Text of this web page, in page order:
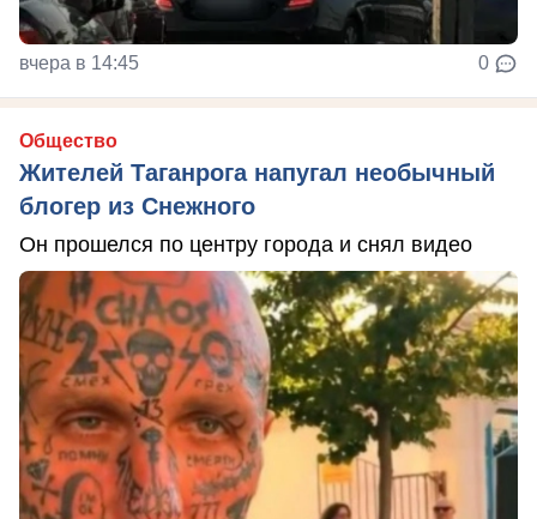
вчера в 14:45 0
Общество
Жителей Таганрога напугал необычный
блогер из Снежного
Он прошелся по центру города и снял видео